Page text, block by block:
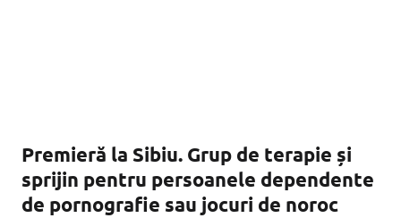
Premieră la Sibiu. Grup de terapie și
sprijin pentru persoanele dependente
de pornografie sau jocuri de noroc